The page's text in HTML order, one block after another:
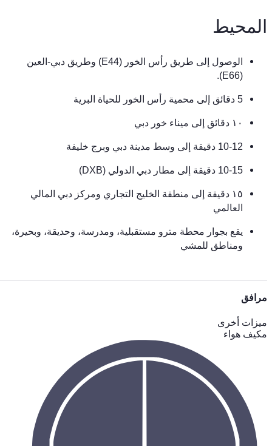
المحيط
الوصول إلى طريق رأس الخور (E44) وطريق دبي-العين
(E66).
5 دقائق إلى محمية رأس الخور للحياة البرية
١٠ دقائق إلى ميناء خور دبي
10-12 دقيقة إلى وسط مدينة دبي وبرج خليفة
10-15 دقيقة إلى مطار دبي الدولي (DXB)
١٥ دقيقة إلى منطقة الخليج التجاري ومركز دبي المالي
العالمي
يقع بجوار محطة مترو مستقبلية، ومدرسة، وحديقة، وبحيرة،
ومناطق للمشي
مرافق
ميزات أخرى
مكيف هواء